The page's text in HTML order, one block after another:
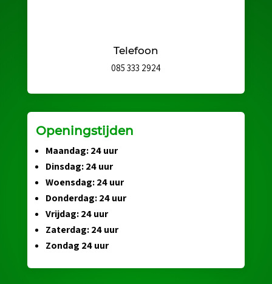
Telefoon
085 333 2924
Openingstijden
Maandag: 24 uur
Dinsdag: 24 uur
Woensdag: 24 uur
Donderdag: 24 uur
Vrijdag: 24 uur
Zaterdag: 24 uur
Zondag 24 uur